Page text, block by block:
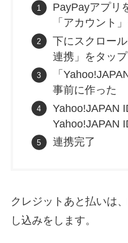
PayPayアプリ
「アカウント
下にスクロー
連携」をタップ
「
事前に作った
Yahoo!JAPAN
Yahoo!JAPAN
連携完了
クレジットあと払いは
し込みをします。